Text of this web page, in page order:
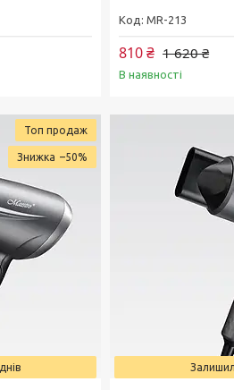
MR-213
1 620 ₴
810 ₴
В наявності
Топ продаж
–50%